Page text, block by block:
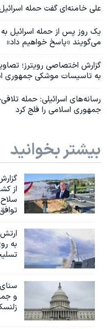
علی خامنه‌ای گفت حمله
یک روز پس از حمله اسرائیل
می‌گویند «پاسخ خواهیم داد»
گزارش اختصاصی رویترز؛
به تاسیسات موشکی جمهوری
رسانه‌های اسرائیلی: حمله
جمهوری اسلامی را فلج کرد
بیشتر بخوانید
از
به
و